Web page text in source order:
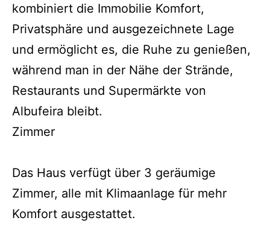
kombiniert die Immobilie Komfort,
Privatsphäre und ausgezeichnete Lage
und ermöglicht es, die Ruhe zu genießen,
während man in der Nähe der Strände,
Restaurants und Supermärkte von
Albufeira bleibt.
Zimmer
Das Haus verfügt über 3 geräumige
Zimmer, alle mit Klimaanlage für mehr
Komfort ausgestattet.